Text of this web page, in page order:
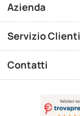
Azienda
Servizio Clienti
Contatti